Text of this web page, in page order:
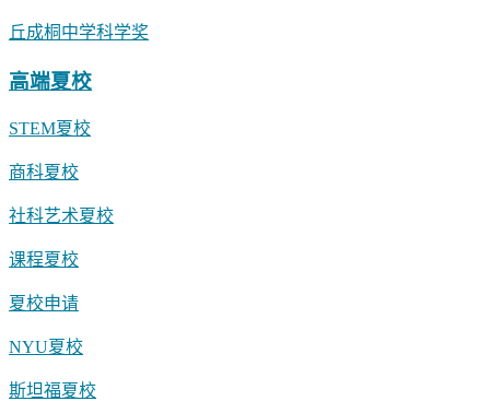
丘成桐中学科学奖
高端夏校
STEM夏校
商科夏校
社科艺术夏校
课程夏校
夏校申请
NYU夏校
斯坦福夏校